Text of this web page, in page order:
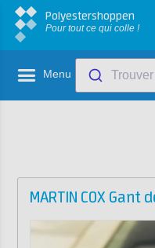
Polyestershoppen
Pour tout ce qui colle !
Menu
MARTIN COX